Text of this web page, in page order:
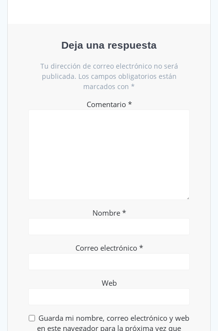
Deja una respuesta
Tu dirección de correo electrónico no será
publicada. Los campos obligatorios están
marcados con *
Comentario *
Nombre *
Correo electrónico *
Web
Guarda mi nombre, correo electrónico y web
en este navegador para la próxima vez que